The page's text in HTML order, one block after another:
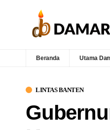
Beranda Utama
LINTAS BANTEN